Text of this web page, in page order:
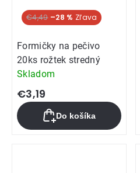
€4,49 –28 %
Formičky na pečivo
20ks rožtek stredný
Skladom
€3,19
Do košíka